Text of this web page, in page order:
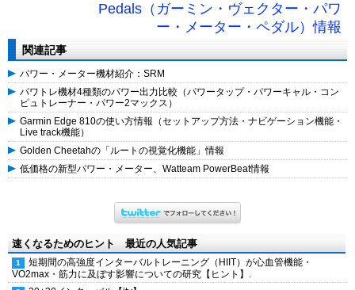
Pedals（ガーミン・ヴェクター・パワ
ー・メーター・ペダル）情報
関連記事
パワー・メーター機材紹介：SRM
パワトレ機材4種類のパワー出力比較（パワータップ・パワーキャル・コン
ピュトレーナー・パワー2マックス）
Garmin Edge 810の使い方情報（セットアップ方法・ナビゲーション機能・
Live track機能）
Golden Cheetahの「ルートの視覚化機能」情報
低価格の新型パワー・メーター、Watteam PowerBeat情報
速くなるためのヒント 最近の人気記事
短期間の高強度インターバルトレーニング（HIIT）が心血管機能・
VO2max・筋力に及ぼす影響についての研究【ヒント】.